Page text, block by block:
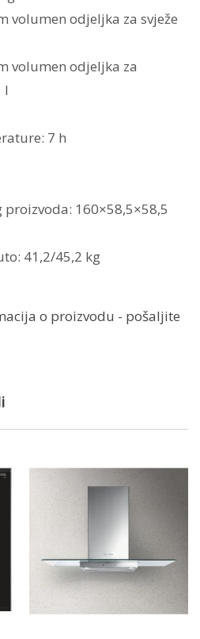
volumen odjeljka za svježe
volumen odjeljka za
l
7 h
160×58,5×58,5
41,2/45,2 kg
o proizvodu - pošaljite